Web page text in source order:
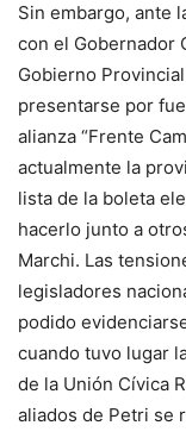
Sin embargo, ante
con el Gobernador
Gobierno
presentarse por
alianza “Frente
actualmente la
lista de la boleta
hacerlo junto a
Marchi. Las
legisladores
podido
cuando tuvo lugar
de la Unión Cívica
aliados de Petri se